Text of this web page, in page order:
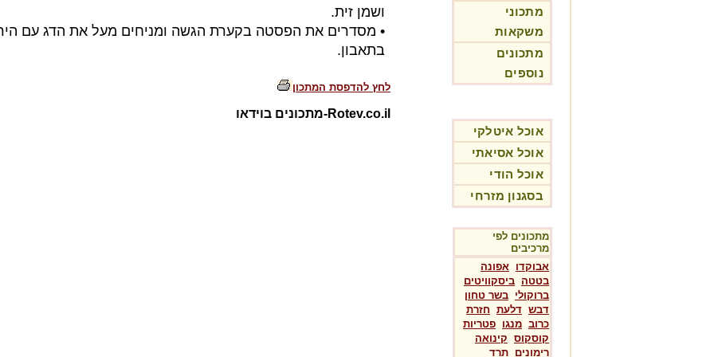
מתכוני
משקאות
מתכונים
נוספים
אוכל איטלקי
אוכל אסיאתי
אוכל הודי
בסגנון מזרחי
מתכונים לפי
מרכיבים
אבוקדו אפונה
בטטה ביסקוויטים
ברוקולי בשר טחון
דבש דלעת חזרת
כרוב מנגו פטריות
קוסקוס קינואה
רימונים תרד
ושמן זית.
• מסדרים את הפסטה בקערת הגשה ומניחים מעל את הדג עם
בתאבון.
לחץ להדפסת המתכון
Rotev.co.il-מתכונים בוידאו